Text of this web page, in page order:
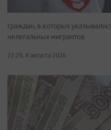
граждан, в которых
нелегальных мигрантов
22:29, 8 августа 2026